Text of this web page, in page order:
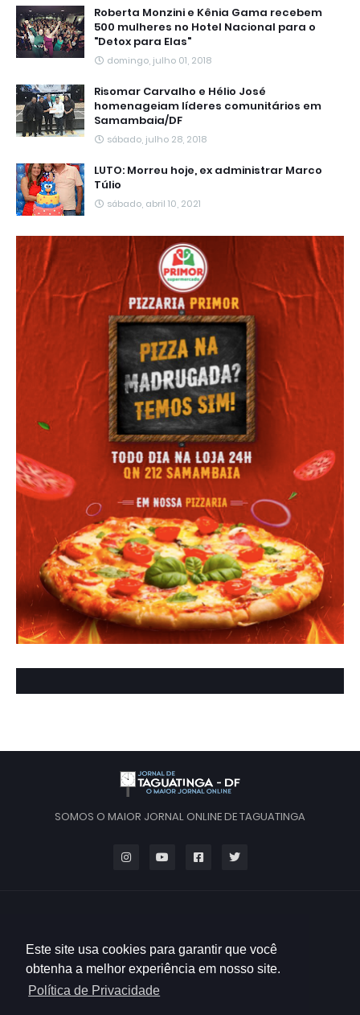
Este site usa cookies para garantir que você
obtenha a melhor experiência em nosso site.
Política de Privacidade
Roberta Monzini e Kênia Gama recebem
500 mulheres no Hotel Nacional para o
"Detox para Elas"
domingo, julho 01, 2018
Risomar Carvalho e Hélio José
homenageiam líderes comunitários em
Samambaia/DF
sábado, julho 28, 2018
LUTO: Morreu hoje, ex administrar Marco
Túlio
sábado, abril 10, 2021
SOMOS O MAIOR JORNAL ONLINE DE TAGUATINGA